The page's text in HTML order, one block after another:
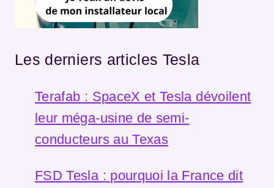
Les derniers articles Tesla
Terafab : SpaceX et Tesla dévoilent
leur méga-usine de semi-
conducteurs au Texas
FSD Tesla : pourquoi la France dit